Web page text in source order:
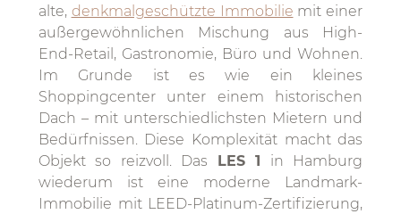
alte, denkmalgeschützte Immobilie mit einer
außergewöhnlichen Mischung aus High-
End-Retail, Gastronomie, Büro und Wohnen.
Im Grunde ist es wie ein kleines
Shoppingcenter unter einem historischen
Dach – mit unterschiedlichsten Mietern und
Bedürfnissen. Diese Komplexität macht das
Objekt so reizvoll. Das
LES 1
in Hamburg
wiederum ist eine moderne Landmark-
Immobilie mit LEED-Platinum-Zertifizierung,